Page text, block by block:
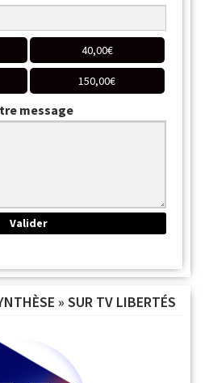
40,00€
150,00€
message
» SUR TV LIBERTÉS